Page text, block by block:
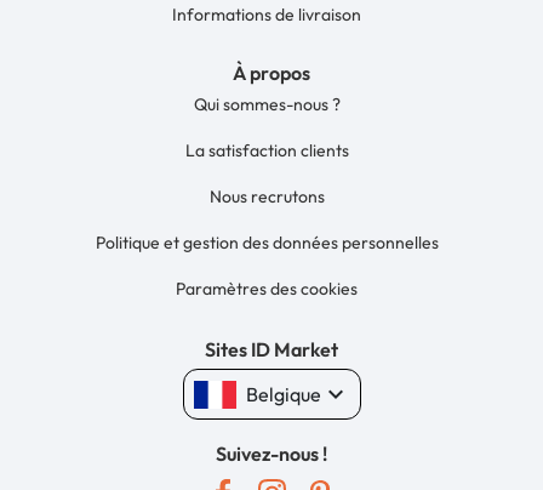
Informations de livraison
À propos
Qui sommes-nous ?
La satisfaction clients
Nous recrutons
Politique et gestion des données personnelles
Paramètres des cookies
Sites ID Market
Belgique keyboard_arrow_down
Suivez-nous !